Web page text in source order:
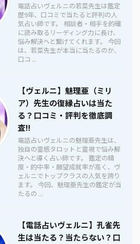
電話占いヴェルニの若菜先生は鑑定
歴9年、口コミで当たると評判の人
気占い師です。 相談者・相手を的確
に読み取るリーディング力に長け、
悩み解決へと繋げてくれます。 今回
は、若菜先生が本当に当たるのか、
口コ ...
【ヴェルニ】魅理亜（ミリ
ア）先生の復縁占いは当た
る？口コミ・評判を徹底調
査!!
電話占いヴェルニの魅理亜先生は、
独自の霊感タロットと霊視で悩み解
決へと導く占い師です。 鑑定の精
度・的中率・願望成就率が高く、ヴ
ェルニでトップクラスの人気を誇り
ます。 今回、魅理亜先生の鑑定が当
たるの ...
【電話占いヴェルニ】孔雀先
生は当たる？当たらない？口